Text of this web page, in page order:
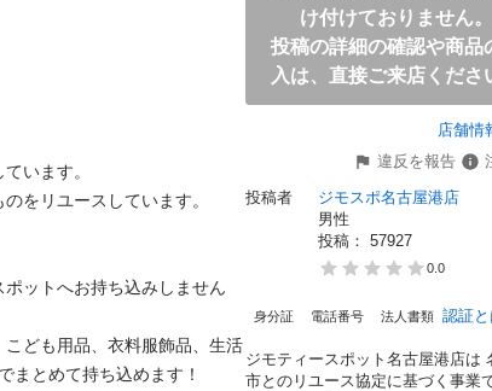
います。
をリユースしています。
ットへお持ち込みしません
ども用品、衣料服飾品、生活
まとめて持ち込めます！
け付けておりません。
投稿の詳細の確認や商品
入は、直接ご来店くださ
店舗情
違反を報告
投稿者
ジモスポ名古屋港店
男性
投稿： 57927
0.0
身分証 電話番号 法人書類 認証と
ジモティースポット名古屋港店は
市とのリユース協定に基づく事業で